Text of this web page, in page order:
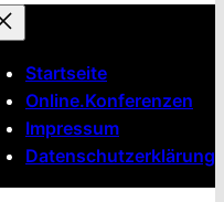
Startseite
Online.Konferenzen
Impressum
Datenschutzerklärung